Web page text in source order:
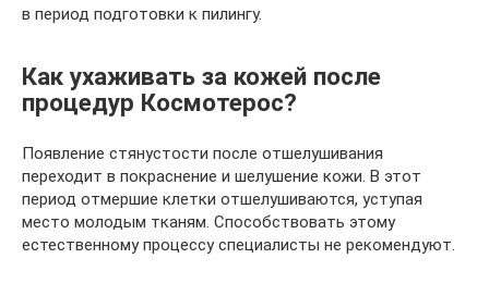
в период подготовки к пилингу.
Как ухаживать за кожей после
процедур Космотерос?
Появление стянустости после отшелушивания
переходит в покраснение и шелушение кожи. В этот
период отмершие клетки отшелушиваются, уступая
место молодым тканям. Способствовать этому
естественному процессу специалисты не рекомендуют.